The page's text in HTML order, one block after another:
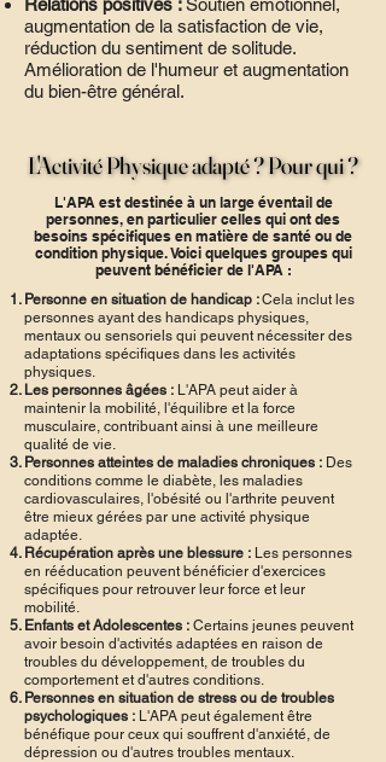
Relations positives :Soutien émotionnel,
augmentation de la satisfaction de vie,
réduction du sentiment de solitude.
Amélioration de l'humeur et augmentation
du bien-être général.
L'Activité Physique adapté ? Pour qui ?
L'Activité Physique adapté ? Pour qui ?
L'APA est destinée à un large éventail de
personnes, en particulier celles qui ont des
besoins spécifiques en matière de santé ou de
condition physique. Voici quelques groupes qui
peuvent bénéficier de l'APA :
Personne en situation de handicap :Cela inclut les
personnes ayant des handicaps physiques,
mentaux ou sensoriels qui peuvent nécessiter des
adaptations spécifiques dans les activités
physiques.
Les personnes âgées : L'APA peut aider à
maintenir la mobilité, l'équilibre et la force
musculaire, contribuant ainsi à une meilleure
qualité de vie.
Personnes atteintes de maladies chroniques : Des
conditions comme le diabète, les maladies
cardiovasculaires, l'obésité ou l'arthrite peuvent
être mieux gérées par une activité physique
adaptée.
Récupération après une blessure : Les personnes
en rééducation peuvent bénéficier d'exercices
spécifiques pour retrouver leur force et leur
mobilité.
Enfants et Adolescentes : Certains jeunes peuvent
avoir besoin d'activités adaptées en raison de
troubles du développement, de troubles du
comportement et d'autres conditions.
Personnes en situation de stress ou de troubles
psychologiques : L'APA peut également être
bénéfique pour ceux qui souffrent d'anxiété, de
dépression ou d'autres troubles mentaux.